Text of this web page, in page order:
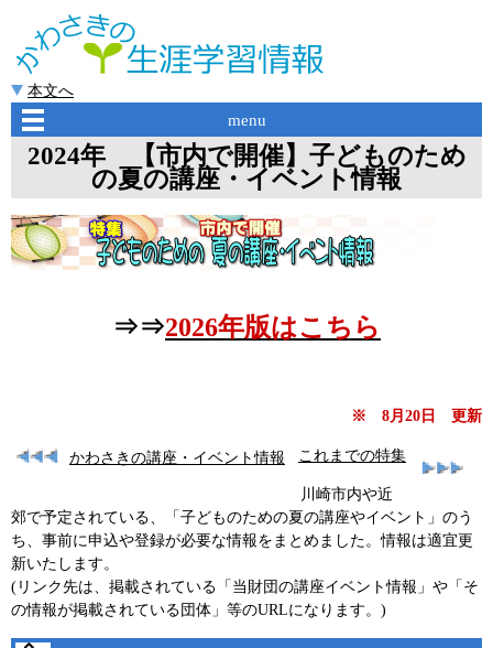
本文へ
menu
2024年 【市内で開催】子どものため
の夏の講座・イベント情報
⇒⇒2026年版はこちら
※ 8月20日 更新
かわさきの講座・イベント情報 これまでの特集
川崎市内や近
郊で予定されている、「子どものための夏の講座やイベント」のう
ち、事前に申込や登録が必要な情報をまとめました。情報は適宜更
新いたします。
(リンク先は、掲載されている「当財団の講座イベント情報」や「そ
の情報が掲載されている団体」等のURLになります。)